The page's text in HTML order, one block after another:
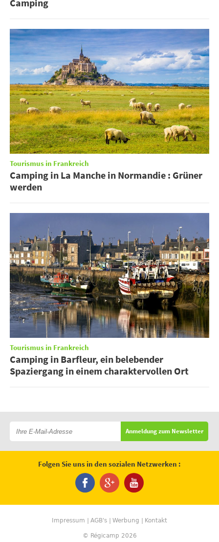
Camping
Tourismus in Frankreich
Camping in La Manche in Normandie : Grüner
werden
Tourismus in Frankreich
Camping in Barfleur, ein belebender
Spaziergang in einem charaktervollen Ort
Anmeldung zum Newsletter
Folgen Sie uns in den sozialen Netzwerken :
Impressum AGB's Werbung Kontakt
© Régicamp 2026